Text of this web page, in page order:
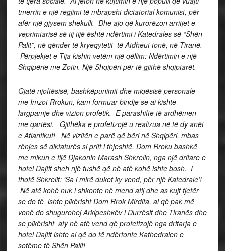
tmerrin e një regjimi të mbrapsht dictatorial komunist, për
afër një gjysem shekulli. Dhe ajo që kurorëzon arritjet e
veprimtarisë së tij tijë është ndërtimi i Katedrales së “Shën
Palit”, në qënder të kryeqytetit të Atdheut tonë, në Tiranë.
Përpjekjet e Tija kishin vetëm një qëllim: Ndërtimin e një
Shqipërie me Zotin. Një Shqipëri për të gjithë shqiptarët.
Gjatë njoftësisë, bashkëpunimit dhe miqësisë personale
me Imzot Rrokun, kam formuar bindje se ai kishte
largpamje dhe vizion profetik. E parashifte të ardhëmen
me qartësi. Gjithëka e profetizojë u realizua në të dy anët
e Atlantikut! Në vizitën e parë që bëri në Shqipëri, mbas
rënjes së diktaturës si prift i thjeshtë, Dom Rroku bashkë
me mikun e tijë Djakonin Marash Shkrelin, nga një dritare e
hotel Dajtit sheh një fushë që në atë kohë ishte bosh. I
thotë Shkrelit: ‘Sa i mirë duket ky vend, për një Katedrale’!
Në atë kohë nuk i shkonte në mend atij dhe as kujt tjetër
se do të ishte pikërisht Dom Rrok Mirdita, ai që pak më
vonë do shugurohej Arkipeshkëv i Durrësit dhe Tiranës dhe
se pikërisht aty në atë vend që profetizojë nga dritarja e
hotel Dajtit ishte ai që do të ndërtonte Kathedralen e
sotëme të Shën Palit!